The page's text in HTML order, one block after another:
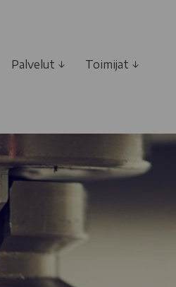
Palvelut ↓ Toimijat ↓